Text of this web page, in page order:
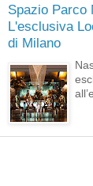
Spazio Parco
L'esclusiva
di Milano